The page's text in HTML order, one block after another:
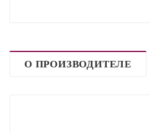
О ПРОИЗВОДИТЕЛЕ